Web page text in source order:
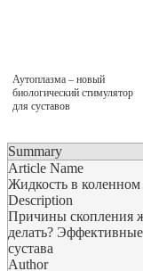
Аутоплазма – новый
биологический стимулятор
для суставов
Summary
Article Name
Жидкость в коленном
Description
Причины скопления
делать?
сустава
Author